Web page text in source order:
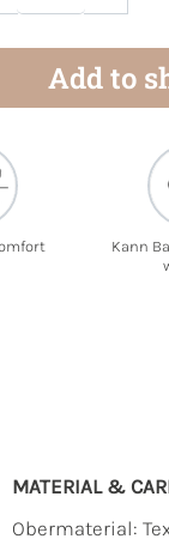
Add to
Kann
MATERIAL &
Obermaterial: